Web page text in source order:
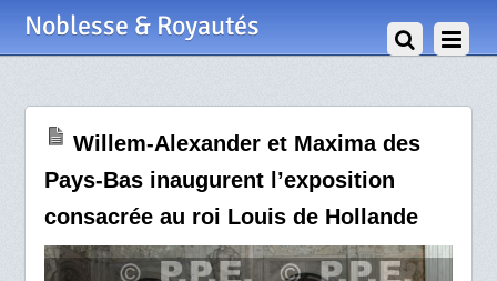
Noblesse & Royautés
Willem-Alexander et Maxima des
Pays-Bas inaugurent l’exposition
consacrée au roi Louis de Hollande